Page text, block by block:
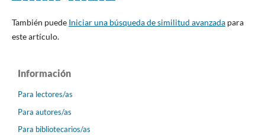
También puede Iniciar una búsqueda de similitud avanzadapara
este artículo.
Información
Para lectores/as
Para autores/as
Para bibliotecarios/as